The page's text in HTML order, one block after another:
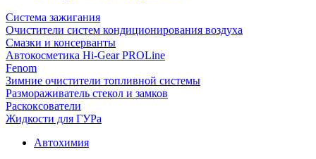
Система зажигания
Очистители систем кондиционирования воздуха
Смазки и консерванты
Автокосметика Hi-Gear PROLine
Fenom
Зимние очистители топливной системы
Размораживатель стекол и замков
Раскоксователи
Жидкости для ГУРа
Автохимия